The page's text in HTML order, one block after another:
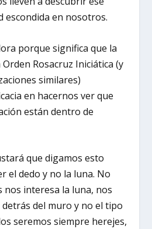
escondida en nosotros.
porque significa que la
Rosacruz Iniciática (y
similares)
en hacernos ver que
están dentro de
que digamos esto
el dedo y no la luna. No
interesa la luna, nos
del muro y no el tipo
seremos siempre herejes,